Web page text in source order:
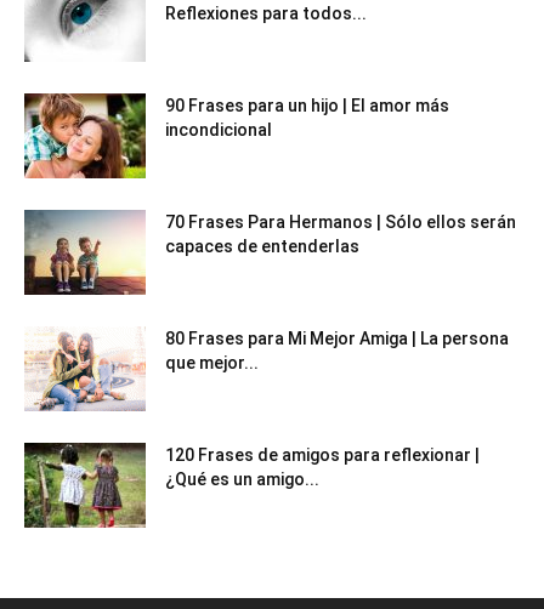
Reflexiones para todos...
90 Frases para un hijo | El amor más
incondicional
70 Frases Para Hermanos | Sólo ellos serán
capaces de entenderlas
80 Frases para Mi Mejor Amiga | La persona
que mejor...
120 Frases de amigos para reflexionar |
¿Qué es un amigo...